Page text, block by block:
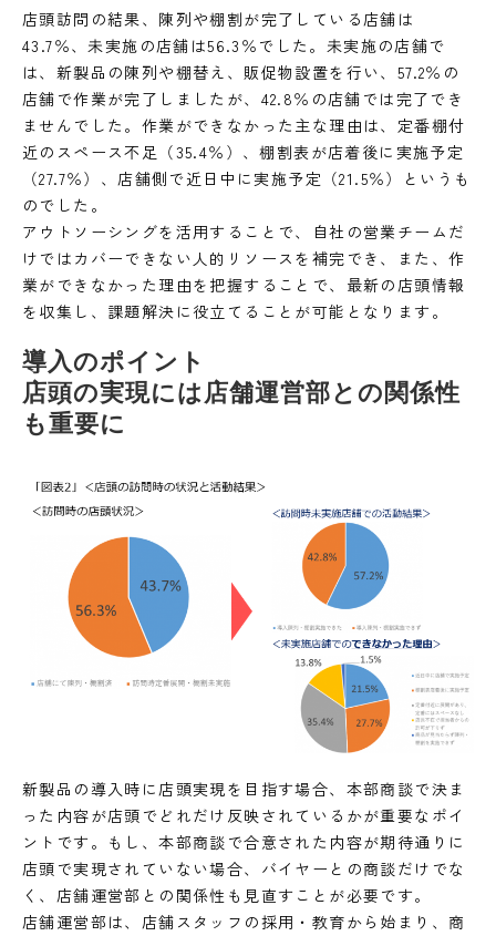
店頭訪問の結果、陳列や棚割が完了している店舗は
43.7％、未実施の店舗は56.3％でした。未実施の店舗で
は、新製品の陳列や棚替え、販促物設置を行い、57.2％の
店舗で作業が完了しましたが、42.8％の店舗では完了でき
ませんでした。作業ができなかった主な理由は、定番棚付
近のスペース不足（35.4％）、棚割表が店着後に実施予定
（27.7％）、店舗側で近日中に実施予定（21.5％）というも
のでした。
アウトソーシングを活用することで、自社の営業チームだ
けではカバーできない人的リソースを補完でき、また、作
業ができなかった理由を把握することで、最新の店頭情報
を収集し、課題解決に役立てることが可能となります。
導入のポイント
店頭の実現には店舗運営部との関係性
も重要に
新製品の導入時に店頭実現を目指す場合、本部商談で決ま
った内容が店頭でどれだけ反映されているかが重要なポイ
ントです。もし、本部商談で合意された内容が期待通りに
店頭で実現されていない場合、バイヤーとの商談だけでな
く、店舗運営部との関係性も見直すことが必要です。
店舗運営部は、店舗スタッフの採用・教育から始まり、商